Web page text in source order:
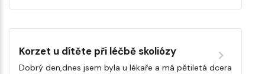
Korzet u dítěte při léčbě skoliózy
Dobrý den,dnes jsem byla u lékaře a má pětiletá dcera